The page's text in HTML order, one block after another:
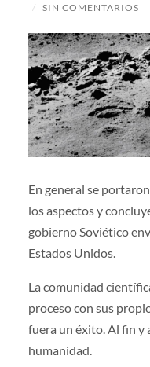
/ SIN COMENTARIOS
En general se
los aspectos y
gobierno Soviético
Estados Unidos.
La comunidad
proceso con sus
fuera un éxito. Al fin y
humanidad.